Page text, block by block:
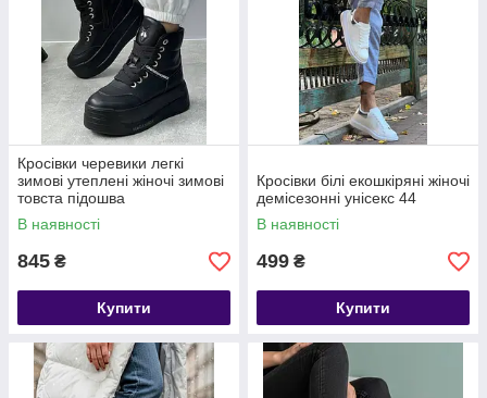
Кросівки черевики легкі
зимові утеплені жіночі зимові
товста підошва
В наявності
845 ₴
Купити
Кросівки білі екошкіряні жіночі
демісезонні унісекс 44
В наявності
499 ₴
Купити